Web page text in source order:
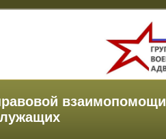
взаимопомощи